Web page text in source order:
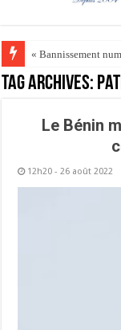
« Bannissement
Tag Archives:
Le Bénin
12h20 - 26 août 2022